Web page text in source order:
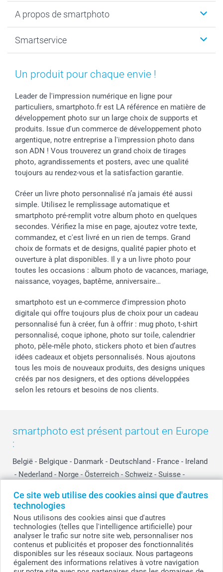
Ce site web utilise des cookies ainsi que d'autres
technologies
Nous utilisons des cookies ainsi que d'autres
technologies (telles que l'intelligence artificielle) pour
analyser le trafic sur notre site web, personnaliser nos
contenus et publicités et proposer des fonctionnalités
disponibles sur les réseaux sociaux. Nous partageons
également des informations relatives à votre navigation
Tirage photo & agrandissement
Faire-part & Cartes
Coques smartphone
Cadres photo & accessoires déco
Dénicheur d'idées cadeau
Anniversaire
Naissance & baptême
Fête des Mères
Communion
Baptême
Toussaint
Rentrée des classes
Saint-Valentin
Vacances
A propos de smartphoto
Plan du site
Droit de rétraction
Vie privée
Gestion des cookies
Tarifs
Partenariats & Influence
Investisseurs
Smartservice
Aide
smartfriends
Livraison
Modes de paiement
Grandes quantités
Statut de ma commande
Un produit pour chaque envie !
Leader de l'impression numérique en ligne pour
particuliers, smartphoto.fr est LA référence en matière de
développement photo sur un large choix de supports et
produits. Issue d'un commerce de développement photo
argentique, notre entreprise a l'impression photo dans
son ADN ! Vous trouverez un grand choix de tirages
photo, agrandissements et posters, avec une qualité
toujours au rendez-vous et la satisfaction garantie.
Créer un livre photo personnalisé n’a jamais été aussi
simple. Utilisez le remplissage automatique et
smartphoto pré-remplit votre album photo en quelques
secondes. Vérifiez la mise en page, ajoutez votre texte,
commandez, et c'est livré en un rien de temps. Grand
choix de formats et de designs, qualité papier photo et
ouverture à plat disponibles. Il y a un livre photo pour
toutes les occasions : album photo de vacances, mariage,
naissance, voyages, baptême, anniversaire…
smartphoto est un e-commerce d'impression photo
digitale qui offre toujours plus de choix pour un cadeau
personnalisé fun à créer, fun à offrir : mug photo, t-shirt
personnalisé, coque iphone, photo sur toile, calendrier
photo, pêle-mêle photo, stickers photo et bien d’autres
idées cadeaux et objets personnalisés. Nous ajoutons
tous les mois de nouveaux produits, des designs uniques
créés par nos designers, et des options développées
selon les retours et besoins de nos clients.
smartphoto est présent partout en Europe
:
België - Belgique - Danmark - Deutschland - France - Ireland
- Nederland - Norge - Österreich - Schweiz - Suisse -
Other Countries
Tous les prix sont en EURO (€), TVA incluse et hors frais de port.